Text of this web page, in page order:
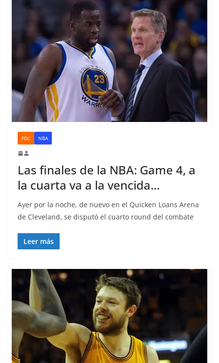
FDC NBA
Las finales de la NBA: Game 4, a
la cuarta va a la vencida…
Ayer por la noche, de nuevo en el Quicken Loans Arena
de Cleveland, se disputó el cuarto round del combate
Leer más